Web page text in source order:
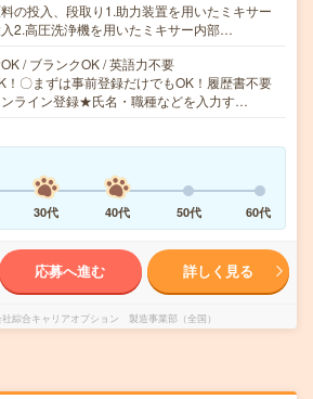
の投入、段取り1.助力装置を用いたミキサー
2.高圧洗浄機を用いたミキサー内部…
/ ブランクOK / 英語力不要
〇まずは事前登録だけでもOK！履歴書不要
ライン登録★氏名・職種などを入力す…
30代 40代 50代 60代
応募へ進む 詳しく見る
綜合キャリアオプション 製造事業部（全国）